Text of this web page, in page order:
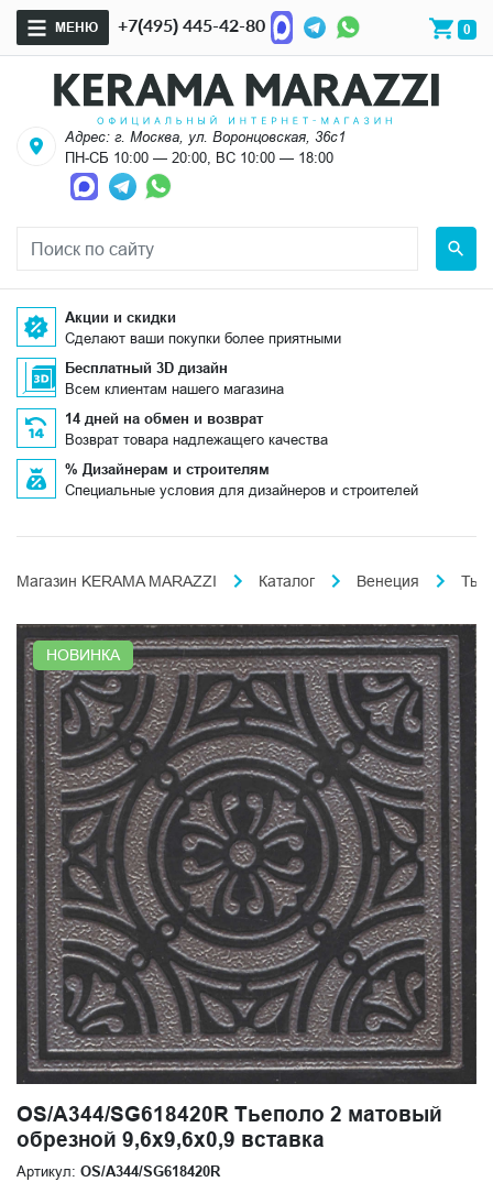
МЕНЮ +7(495) 445-42-80 0
Адрес: г. Москва, ул. Воронцовская, 36с1
ПН-СБ 10:00 — 20:00, ВС 10:00 — 18:00
Акции и скидки
Сделают ваши покупки более приятными
Бесплатный 3D дизайн
Всем клиентам нашего магазина
14 дней на обмен и возврат
Возврат товара надлежащего качества
% Дизайнерам и строителям
Специальные условия для дизайнеров и строителей
Магазин KERAMA MARAZZI Каталог Венеция
НОВИНКА
OS/A344/SG618420R Тьеполо 2 матовый
обрезной 9,6x9,6x0,9 вставка
Артикул: OS/A344/SG618420R